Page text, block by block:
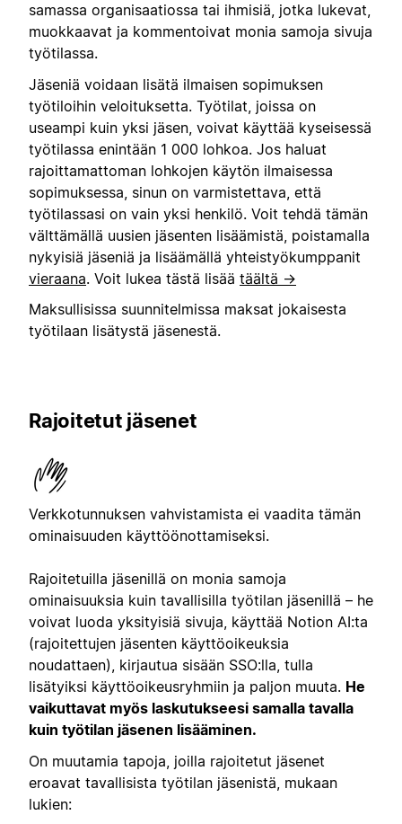
samassa organisaatiossa tai ihmisiä, jotka lukevat,
muokkaavat ja kommentoivat monia samoja sivuja
työtilassa.
Jäseniä voidaan lisätä ilmaisen sopimuksen
työtiloihin veloituksetta. Työtilat, joissa on
useampi kuin yksi jäsen, voivat käyttää kyseisessä
työtilassa enintään 1 000 lohkoa. Jos haluat
rajoittamattoman lohkojen käytön ilmaisessa
sopimuksessa, sinun on varmistettava, että
työtilassasi on vain yksi henkilö. Voit tehdä tämän
välttämällä uusien jäsenten lisäämistä, poistamalla
nykyisiä jäseniä ja lisäämällä yhteistyökumppanit
vieraana. Voit lukea tästä lisää täältä →
Maksullisissa suunnitelmissa maksat jokaisesta
työtilaan lisätystä jäsenestä.
Rajoitetut jäsenet
Verkkotunnuksen vahvistamista ei vaadita tämän
ominaisuuden käyttöönottamiseksi.
Rajoitetuilla jäsenillä on monia samoja
ominaisuuksia kuin tavallisilla työtilan jäsenillä – he
voivat luoda yksityisiä sivuja, käyttää Notion AI:ta
(rajoitettujen jäsenten käyttöoikeuksia
noudattaen), kirjautua sisään SSO:lla, tulla
lisätyiksi käyttöoikeusryhmiin ja paljon muuta. He
vaikuttavat myös laskutukseesi samalla tavalla
kuin työtilan jäsenen lisääminen.
On muutamia tapoja, joilla rajoitetut jäsenet
eroavat tavallisista työtilan jäsenistä, mukaan
lukien: